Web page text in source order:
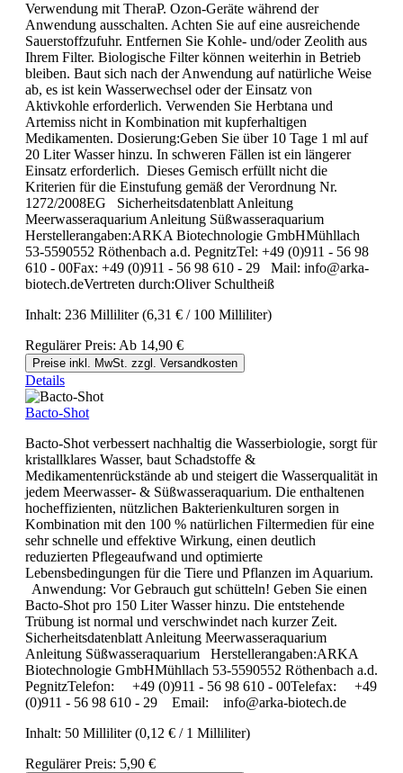
Verwendung mit TheraP. Ozon-Geräte während der
Anwendung ausschalten. Achten Sie auf eine ausreichende
Sauerstoffzufuhr. Entfernen Sie Kohle- und/oder Zeolith aus
Ihrem Filter. Biologische Filter können weiterhin in Betrieb
bleiben. Baut sich nach der Anwendung auf natürliche Weise
ab, es ist kein Wasserwechsel oder der Einsatz von
Aktivkohle erforderlich. Verwenden Sie Herbtana und
Artemiss nicht in Kombination mit kupferhaltigen
Medikamenten. Dosierung:Geben Sie über 10 Tage 1 ml auf
20 Liter Wasser hinzu. In schweren Fällen ist ein längerer
Einsatz erforderlich. Dieses Gemisch erfüllt nicht die
Kriterien für die Einstufung gemäß der Verordnung Nr.
1272/2008EG Sicherheitsdatenblatt Anleitung
Meerwasseraquarium Anleitung Süßwasseraquarium
Herstellerangaben:ARKA Biotechnologie GmbHMühllach
53-5590552 Röthenbach a.d. PegnitzTel: +49 (0)911 - 56 98
610 - 00Fax: +49 (0)911 - 56 98 610 - 29 Mail: info@arka-
biotech.deVertreten durch:Oliver Schultheiß
Inhalt: 236 Milliliter(6,31 € / 100 Milliliter)
Regulärer Preis: Ab 14,90 €
Preise inkl. MwSt. zzgl. Versandkosten
Details
Bacto-Shot
Bacto-Shot verbessert nachhaltig die Wasserbiologie, sorgt für
kristallklares Wasser, baut Schadstoffe &
Medikamentenrückstände ab und steigert die Wasserqualität in
jedem Meerwasser- & Süßwasseraquarium. Die enthaltenen
hocheffizienten, nützlichen Bakterienkulturen sorgen in
Kombination mit den 100 % natürlichen Filtermedien für eine
sehr schnelle und effektive Wirkung, einen deutlich
reduzierten Pflegeaufwand und optimierte
Lebensbedingungen für die Tiere und Pflanzen im Aquarium.
Anwendung: Vor Gebrauch gut schütteln! Geben Sie einen
Bacto-Shot pro 150 Liter Wasser hinzu. Die entstehende
Trübung ist normal und verschwindet nach kurzer Zeit.
Sicherheitsdatenblatt Anleitung Meerwasseraquarium
Anleitung Süßwasseraquarium Herstellerangaben:ARKA
Biotechnologie GmbHMühllach 53-5590552 Röthenbach a.d.
PegnitzTelefon: +49 (0)911 - 56 98 610 - 00Telefax: +49
(0)911 - 56 98 610 - 29 Email: info@arka-biotech.de
Inhalt: 50 Milliliter(0,12 € / 1 Milliliter)
Regulärer Preis: 5,90 €